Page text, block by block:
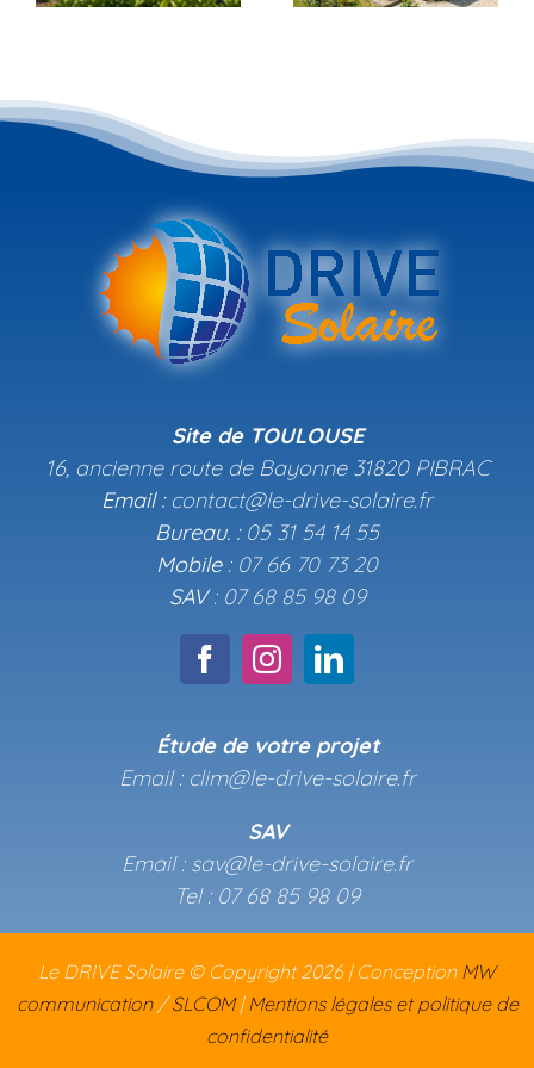
Site de TOULOUSE
16, ancienne route de Bayonne 31820 PIBRAC
Email :contact@le-drive-solaire.fr
Bureau. :05 31 54 14 55
Mobile: 07 66 70 73 20
SAV: 07 68 85 98 09
Étude de votre projet
Email : clim@le-drive-solaire.fr
SAV
Email : sav@le-drive-solaire.fr
Tel : 07 68 85 98 09
Le DRIVE Solaire © Copyright 2026 | Conception MW
communication/SLCOM| Mentions légales et politique de
confidentialité